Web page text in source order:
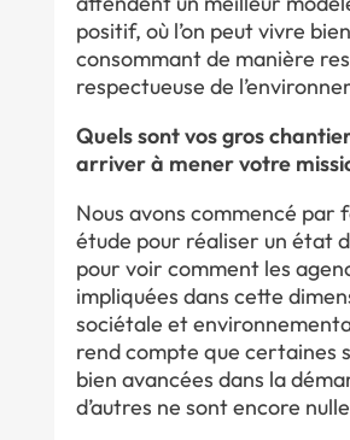
positif, où l’on peut vivre
consommant de manière
respectueuse de
Quels sont vos gros
arriver à mener votre
Nous avons commencé par
étude pour réaliser un état
pour voir comment les
impliquées dans cette
sociétale et
rend compte que certaines
bien avancées dans la
d’autres ne sont encore